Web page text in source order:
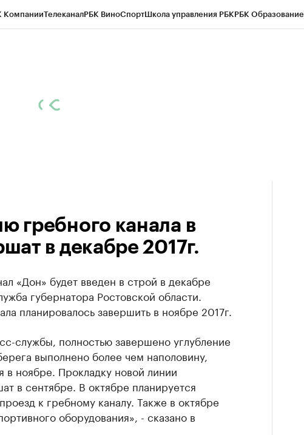
КомпанииТелеканалРБК ВиноСпортШкола управления РБКРБК Образование
гребного канала в
в декабре 2017г.
«Дон» будет введен в строй в декабре
губернатора Ростовской области.
планировалось завершить в ноябре 2017г.
службы, полностью завершено углубление
выполнено более чем наполовину,
в ноябре. Прокладку новой линии
в сентябре. В октябре планируется
к гребному каналу. Также в октябре
оборудования», - сказано в